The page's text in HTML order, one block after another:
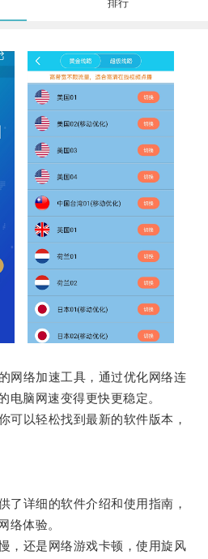
排行
络加速工具，通过优化网络连
电脑网速变得更快更稳定。
以轻松找到最新的软件版本，
详细的软件介绍和使用指南，
络体验。
还是网络游戏卡顿，使用旋风